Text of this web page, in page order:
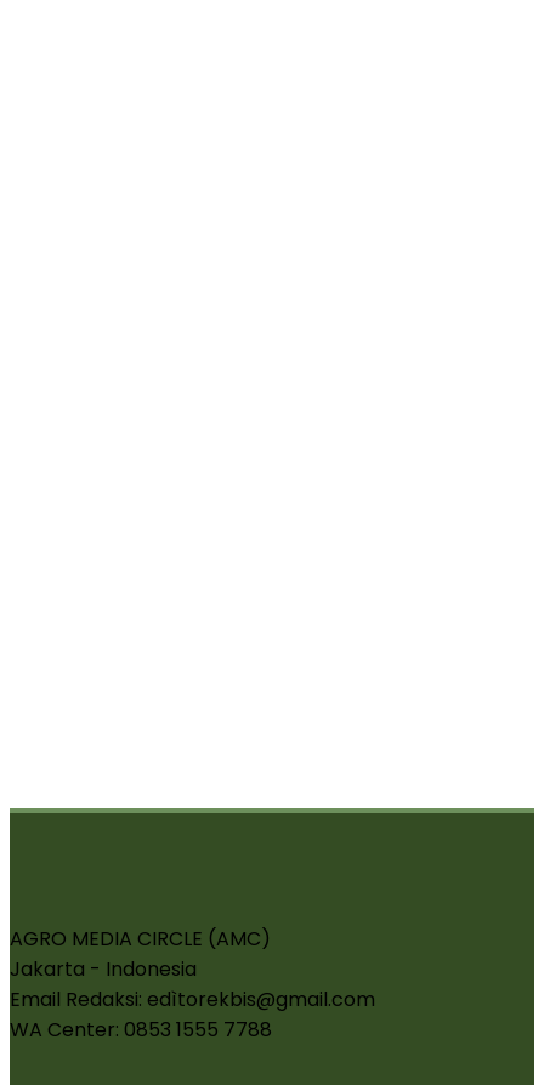
AGRO MEDIA CIRCLE (AMC)
Jakarta - Indonesia
Email Redaksi: edìtorekbis@gmail.com
WA Center: 0853 1555 7788